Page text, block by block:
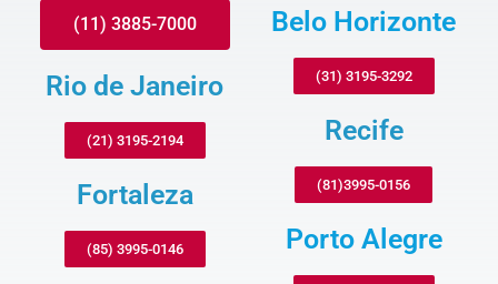
(11) 3885-7000
Rio de Janeiro
(21) 3195-2194
Fortaleza
(85) 3995-0146
Belo Horizonte
(31) 3195-3292
Recife
(81)3995-0156
Porto Alegre